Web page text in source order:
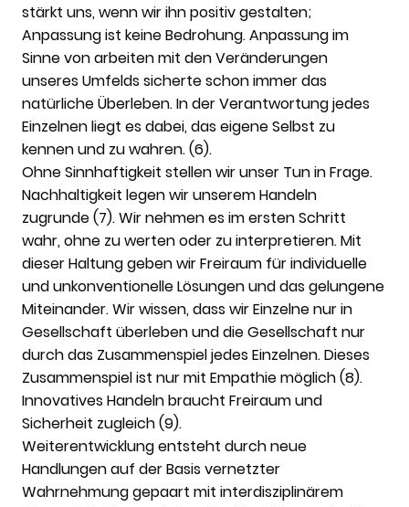
stärkt uns, wenn wir ihn positiv gestalten;
Anpassung ist keine Bedrohung. Anpassung im
Sinne von arbeiten mit den Veränderungen
unseres Umfelds sicherte schon immer das
natürliche Überleben. In der Verantwortung jedes
Einzelnen liegt es dabei, das eigene Selbst zu
kennen und zu wahren. (6).
Ohne Sinnhaftigkeit stellen wir unser Tun in Frage.
Nachhaltigkeit legen wir unserem Handeln
zugrunde (7). Wir nehmen es im ersten Schritt
wahr, ohne zu werten oder zu interpretieren. Mit
dieser Haltung geben wir Freiraum für individuelle
und unkonventionelle Lösungen und das gelungene
Miteinander. Wir wissen, dass wir Einzelne nur in
Gesellschaft überleben und die Gesellschaft nur
durch das Zusammenspiel jedes Einzelnen. Dieses
Zusammenspiel ist nur mit Empathie möglich (8).
Innovatives Handeln braucht Freiraum und
Sicherheit zugleich (9).
Weiterentwicklung entsteht durch neue
Handlungen auf der Basis vernetzter
Wahrnehmung gepaart mit interdisziplinärem